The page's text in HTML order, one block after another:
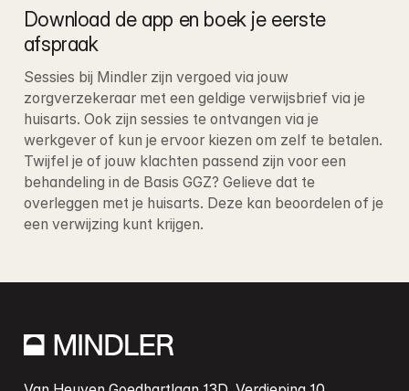
Download de app en boek je eerste
afspraak
Sessies bij Mindler zijn vergoed via jouw
zorgverzekeraar met een geldige verwijsbrief via je
huisarts. Ook zijn sessies te ontvangen via je
werkgever of kun je ervoor kiezen om zelf te betalen.
Twijfel je of jouw klachten passend zijn voor een
behandeling in de Basis GGZ? Gelieve dat te
overleggen met je huisarts. Deze kan beoordelen of je
een verwijzing kunt krijgen.